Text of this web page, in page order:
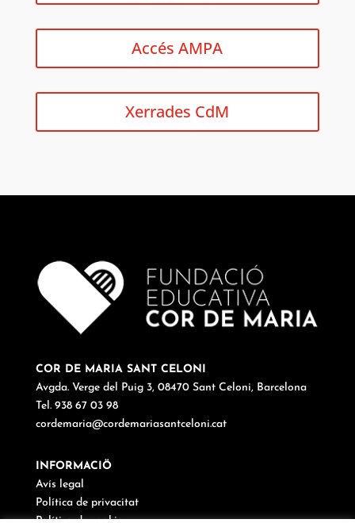
Accés AMPA
Xerrades CdM
COR DE MARIA SANT CELONI
Avgda. Verge del Puig 3, 08470 Sant Celoni, Barcelona
Tel. 938 67 03 98
cordemaria@cordemariasantceloni.cat
INFORMACIÖ
Avís legal
Política de privacitat